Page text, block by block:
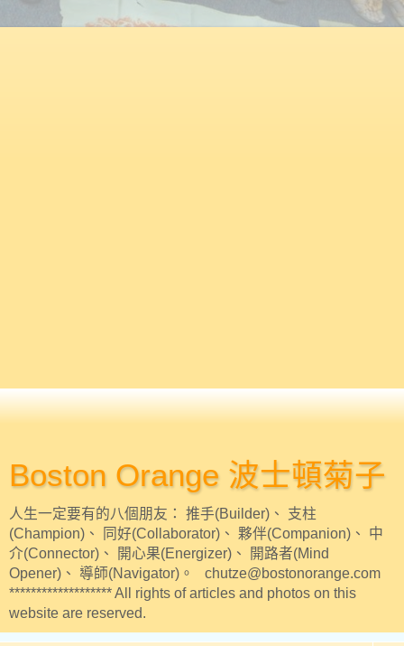
Boston Orange 波士頓菊子
人生一定要有的八個朋友： 推手(Builder)、 支柱
(Champion)、 同好(Collaborator)、 夥伴(Companion)、 中
介(Connector)、 開心果(Energizer)、 開路者(Mind
Opener)、 導師(Navigator)。 chutze@bostonorange.com
******************* All rights of articles and photos on this
website are reserved.